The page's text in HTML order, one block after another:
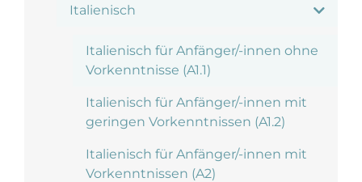
Italienisch
Italienisch für Anfänger/-innen ohne
Vorkenntnisse (A1.1)
Italienisch für Anfänger/-innen mit
geringen Vorkenntnissen (A1.2)
Italienisch für Anfänger/-innen mit
Vorkenntnissen (A2)